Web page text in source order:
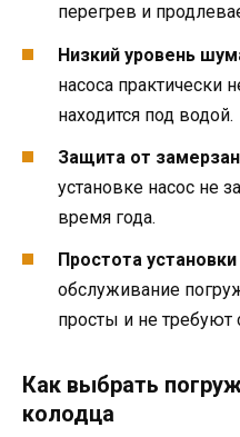
перегрев и
Низкий уровень
насоса практически
находится под водой.
Защита от
установке насос не
время года.
Простота
обслуживание
просты и не
Как выбрать
колодца